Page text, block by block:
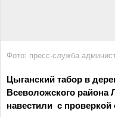
Фото: пресс-служба
Цыганский табор в
Всеволожского района
навестили с